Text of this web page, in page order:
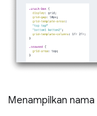
Menampilkan